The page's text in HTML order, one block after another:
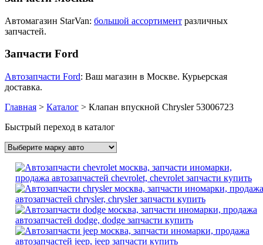
Автомагазин StarVan: большой ассортимент различных
запчастей.
Запчасти Ford
Автозапчасти Ford: Ваш магазин в Москве. Курьерская
доставка.
Главная > Каталог > Клапан впускной Chrysler 53006723
Быстрый переход в каталог